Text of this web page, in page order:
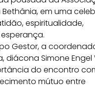
Bethânia, em uma
espiritualidade,
Gestor, a
diácona Simone Engel
do encontro
mútuo entre